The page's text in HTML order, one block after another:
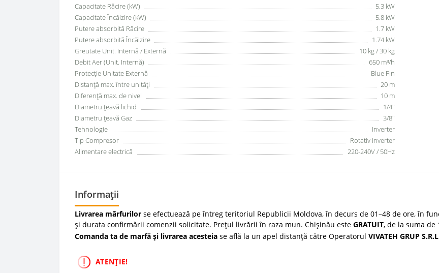
Capacitate Răcire (kW)
5.3 kW
Capacitate Încălzire (kW)
5.8 kW
Putere absorbită Răcire
1.7 kW
Putere absorbită Încălzire
1.74 kW
Greutate Unit. Internă / Externă
10 kg / 30 kg
Debit Aer (Unit. Internă)
650 m³/h
Protecție Unitate Externă
Blue Fin
Distanță max. între unități
20 m
Diferență max. de nivel
10 m
Diametru țeavă lichid
1/4"
Diametru țeavă Gaz
3/8"
Tehnologie
Inverter
Tip Compresor
Rotativ Inverter
Alimentare electrică
220-240V / 50Hz
Informații
Livrarea mărfurilor se efectuează pe întreg teritoriul Republicii Moldova, în decurs de 01–48 de ore, în
și durata confirmării comenzii solicitate. Prețul livrării în raza mun. Chișinău este GRATUIT, de la suma de
Comanda ta de marfă și livrarea acesteia se află la un apel distanță către Operatorul VIVATEH GRUP
ATENȚIE!